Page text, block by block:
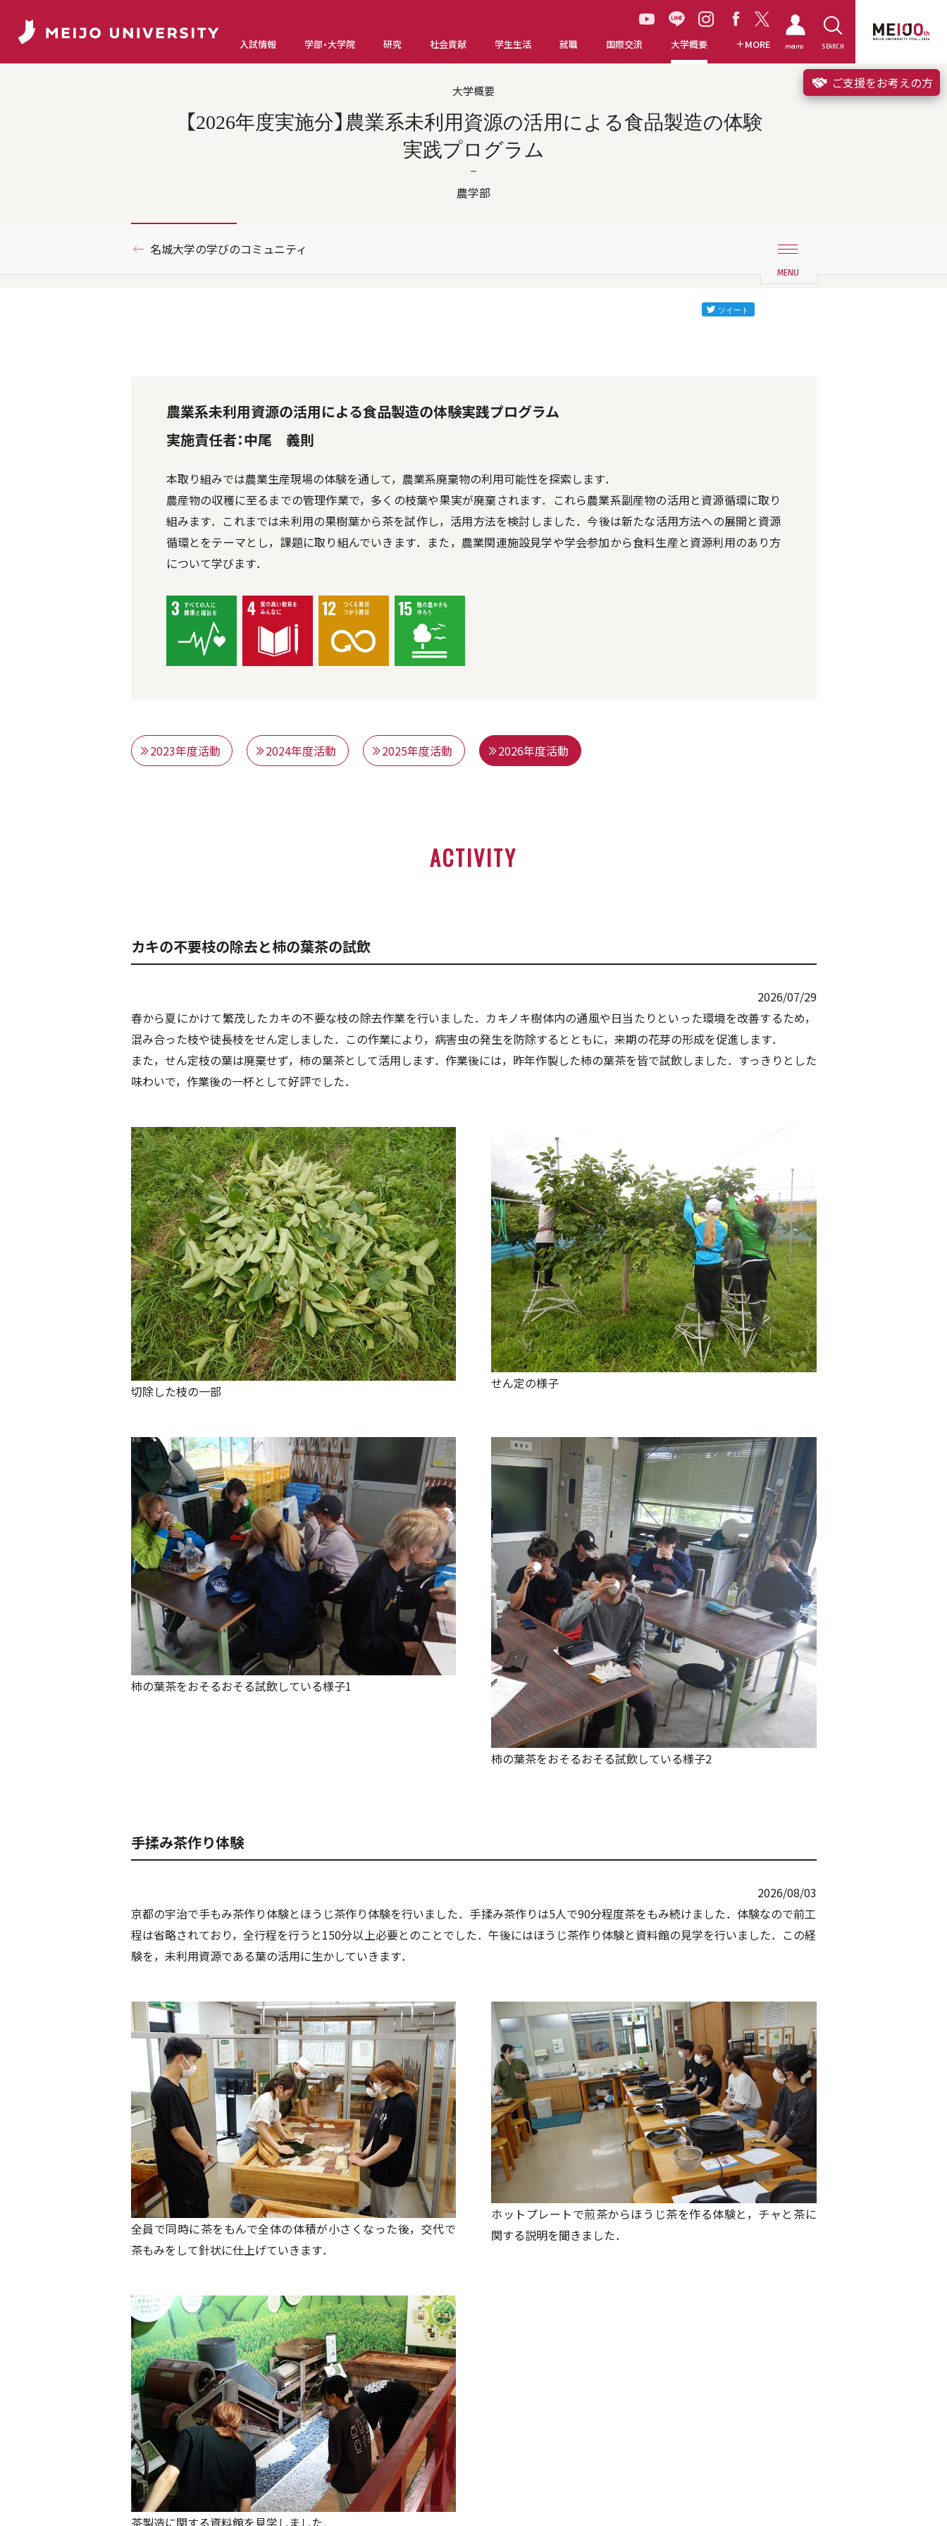
入試情報 学部・大学院 研究 社会貢献 学生生活 就職 国際交流 大学概要 MORE meimo SEARCH
ご支援をお考えの方
大学概要
【2026年度実施分】農業系未利用資源の活用による食品製造の体験
実践プログラム
農学部
名城大学の学びのコミュニティ
農業系未利用資源の活用による食品製造の体験実践プログラム
実施責任者：中尾 義則
本取り組みでは農業生産現場の体験を通して，農業系廃棄物の利用可能性を探索します．
農産物の収穫に至るまでの管理作業で，多くの枝葉や果実が廃棄されます．これら農業系副産物の活用と資源循環に取り
組みます．これまでは未利用の果樹葉から茶を試作し，活用方法を検討しました．今後は新たな活用方法への展開と資源
循環とをテーマとし，課題に取り組んでいきます．また，農業関連施設見学や学会参加から食料生産と資源利用のあり方
について学びます．
2023年度活動 2024年度活動 2025年度活動 2026年度活動
ACTIVITY
カキの不要枝の除去と柿の葉茶の試飲
2026/07/29
春から夏にかけて繁茂したカキの不要な枝の除去作業を行いました．カキノキ樹体内の通風や日当たりといった環境を改善するため，
混み合った枝や徒長枝をせん定しました．この作業により，病害虫の発生を防除するとともに，来期の花芽の形成を促進します．
また，せん定枝の葉は廃棄せず，柿の葉茶として活用します．作業後には，昨年作製した柿の葉茶を皆で試飲しました．すっきりとした
味わいで，作業後の一杯として好評でした．
切除した枝の一部
せん定の様子
柿の葉茶をおそるおそる試飲している様子1
柿の葉茶をおそるおそる試飲している様子2
手揉み茶作り体験
2026/08/03
京都の宇治で手もみ茶作り体験とほうじ茶作り体験を行いました．手揉み茶作りは5人で90分程度茶をもみ続けました．体験なので前工
程は省略されており，全行程を行うと150分以上必要とのことでした．午後にはほうじ茶作り体験と資料館の見学を行いました．この経
験を，未利用資源である葉の活用に生かしていきます．
全員で同時に茶をもんで全体の体積が小さくなった後，交代で
茶もみをして針状に仕上げていきます．
ホットプレートで煎茶からほうじ茶を作る体験と，チャと茶に
関する説明を聞きました．
茶製造に関する資料館を見学しました．